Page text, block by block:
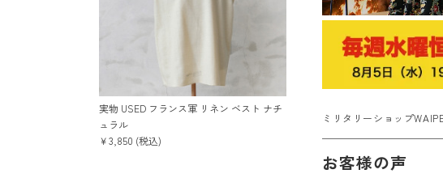
ミリタリーショップ
お客様の声
実物 USED フランス軍 リネン ベスト ナチ
ュラル
￥3,850 (税込)